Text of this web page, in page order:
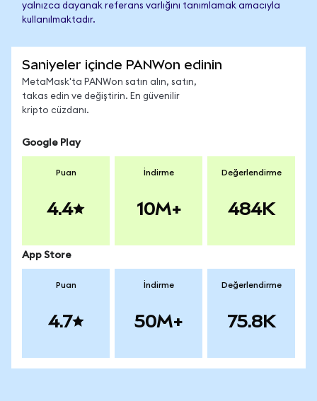
yalnızca dayanak referans varlığını tanımlamak amacıyla
kullanılmaktadır.
Saniyeler içinde PANWon edinin
MetaMask'ta PANWon satın alın, satın,
takas edin ve değiştirin. En güvenilir
kripto cüzdanı.
Google Play
Puan
4.4
İndirme
10M+
Değerlendirme
484K
App Store
Puan
4.7
İndirme
50M+
Değerlendirme
75.8K